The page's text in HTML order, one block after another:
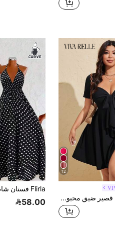
12
Viva Relle فستان قصير ضيق محبوك للنساء ذوات الحجم الكبير للصيف، فستان جسم نسائي قصير أكمام قصيرة رباط أمامي جذاب 58.00